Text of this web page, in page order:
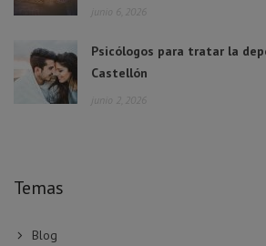
junio 6, 2026
Psicólogos para tratar la
Castellón
junio 2, 2026
Temas
Blog